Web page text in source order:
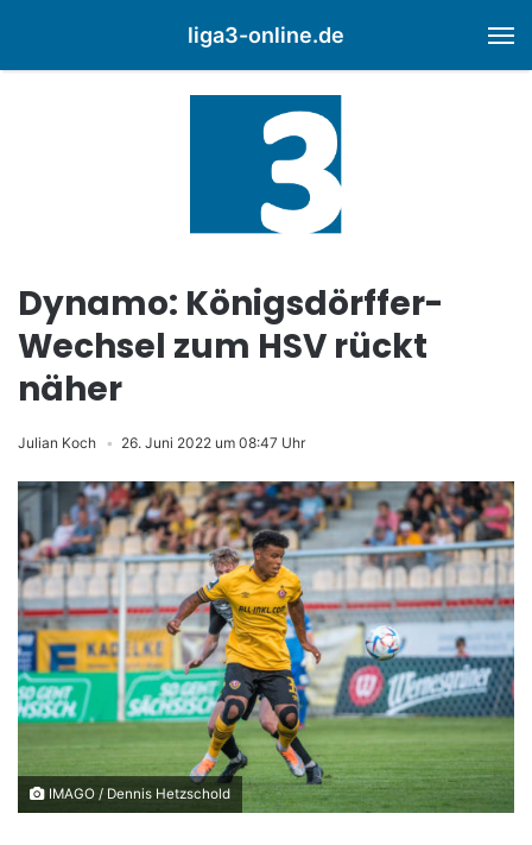
liga3-online.de
Dynamo: Königsdörffer-
Wechsel zum HSV rückt
näher
Julian Koch 26. Juni 2022 um 08:47 Uhr
IMAGO / Dennis Hetzschold